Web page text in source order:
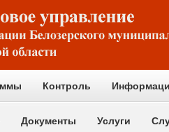
Контроль
Документы Услуги